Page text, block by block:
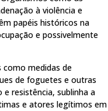
à violência e
papéis históricos na
e possivelmente
medidas de
de foguetes e outras
resistência, sublinha a
e atores legítimos em